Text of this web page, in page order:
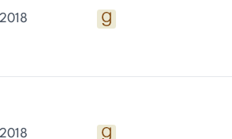
2018
2018